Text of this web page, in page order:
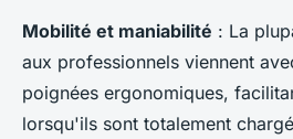
Mobilité et maniabilité : La
aux professionnels viennent
poignées ergonomiques,
lorsqu'ils sont totalement